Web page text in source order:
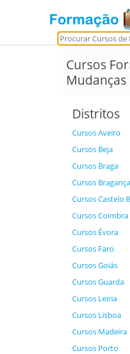
Cursos
Mudanças
Distritos
Cursos Aveiro
Cursos Beja
Cursos Braga
Cursos Bragança
Cursos Castelo
Cursos Coimbra
Cursos Évora
Cursos Faro
Cursos Goiás
Cursos Guarda
Cursos Leiria
Cursos Lisboa
Cursos Madeira
Cursos Porto